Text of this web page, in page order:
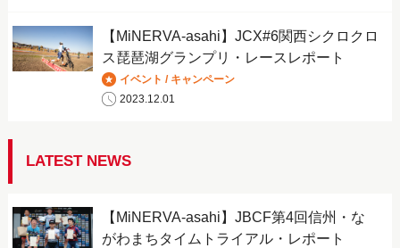
【MiNERVA-asahi】JCX#6関西シクロクロ
ス琵琶湖グランプリ・レースレポート
イベント / キャンペーン
2023.12.01
LATEST NEWS
【MiNERVA-asahi】JBCF第4回信州・な
がわまちタイムトライアル・レポート